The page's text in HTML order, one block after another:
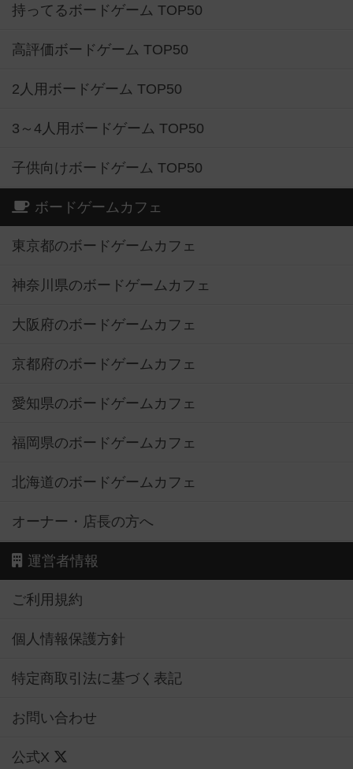
持ってるボードゲーム TOP50
高評価ボードゲーム TOP50
2人用ボードゲーム TOP50
3～4人用ボードゲーム TOP50
子供向けボードゲーム TOP50
ボードゲームカフェ
東京都のボードゲームカフェ
神奈川県のボードゲームカフェ
大阪府のボードゲームカフェ
京都府のボードゲームカフェ
愛知県のボードゲームカフェ
福岡県のボードゲームカフェ
北海道のボードゲームカフェ
オーナー・店長の方へ
運営者情報
ご利用規約
個人情報保護方針
特定商取引法に基づく表記
お問い合わせ
公式X